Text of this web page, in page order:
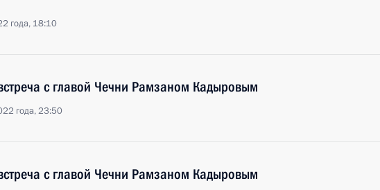
года, 18:10
с главой Чечни Рамзаном Кадыровым
года, 23:50
с главой Чечни Рамзаном Кадыровым